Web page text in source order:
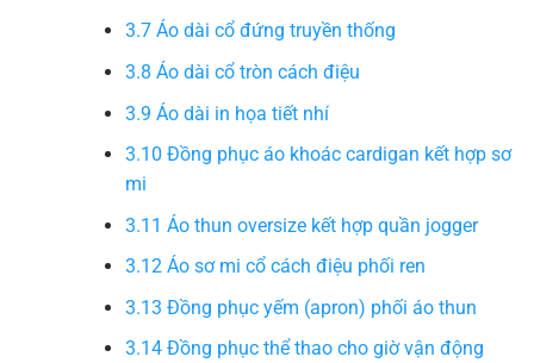
3.7Áo dài cổ đứng truyền thống
3.8 Áo dài cổ tròn cách điệu
3.9 Áo dài in họa tiết nhí
3.10 Đồng phục áo khoác cardigan kết hợp sơ
mi
3.11 Áo thun oversize kết hợp quần jogger
3.12Áo sơ mi cổ cách điệu phối ren
3.13 Đồng phục yếm (apron) phối áo thun
3.14Đồng phục thể thao cho giờ vận động